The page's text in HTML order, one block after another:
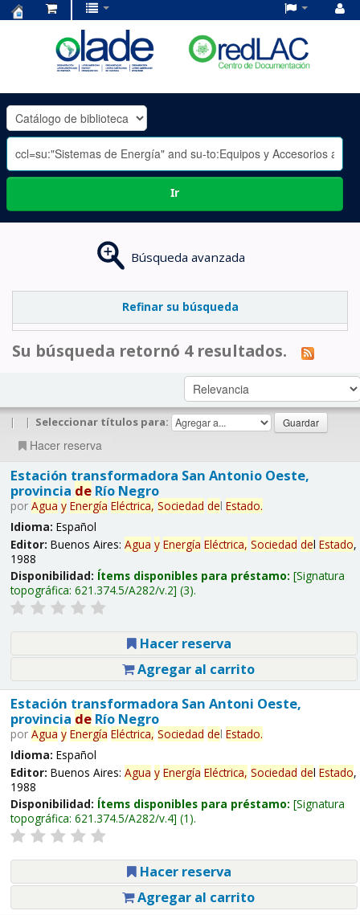
OLADE
-
Ir
Búsqueda avanzada
Refinar su búsqueda
Su búsqueda retornó 4 resultados.
| | Seleccionar títulos para:
Hacer reserva
Estación transformadora San Antonio Oeste,
provincia deRío Negro
por Agua y Energía Eléctrica, Sociedad del Estado.
Idioma: Español
Editor: Buenos Aires: Agua y Energía Eléctrica, Sociedad del Estado,
1988
Disponibilidad: Ítems disponibles para préstamo: Signatura
topográfica: 621.374.5/A282/v.2 (3).
Hacer reserva
Agregar al carrito
Estación transformadora San Antoni Oeste,
provincia deRío Negro
por Agua y Energía Eléctrica, Sociedad del Estado.
Idioma: Español
Editor: Buenos Aires: Agua y Energía Eléctrica, Sociedad del Estado,
1988
Disponibilidad: Ítems disponibles para préstamo: Signatura
topográfica: 621.374.5/A282/v.4 (1).
Hacer reserva
Agregar al carrito